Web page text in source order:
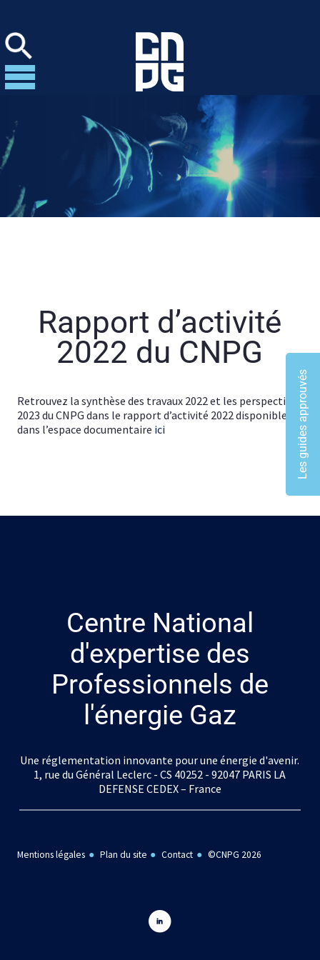
Les guides approuvés
Rapport d’activité
2022 du CNPG
Retrouvez la synthèse des travaux 2022 et les perspectives
2023 du CNPG dans le rapport d’activité 2022 disponible
dans l’espace documentaire ici
Centre National
d'expertise des
Professionnels de
l'énergie Gaz
Une réglementation innovante pour une énergie d'avenir.
1, rue du Général Leclerc - CS 40252 - 92047 PARIS LA
DEFENSE CEDEX – France
Mentions légales Plan du site Contact ©CNPG 2026